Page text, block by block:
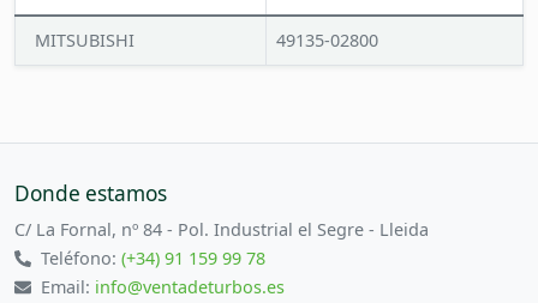
MITSUBISHI 49135-02800
Donde estamos
C/ La Fornal, nº 84 - Pol. Industrial el Segre - Lleida
Teléfono:(+34) 91 159 99 78
Email: info@ventadeturbos.es